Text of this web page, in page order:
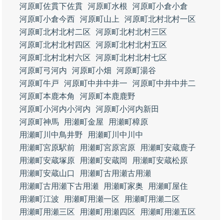
河原町佐貫下佐貫 河原町水根
河原町小倉小倉
河原町小倉今西 河原町山上
河原町北村北村一区
河原町北村北村二区
河原町北村北村三区
河原町北村北村四区
河原町北村北村五区
河原町北村北村六区
河原町北村北村七区
河原町弓河内
河原町小畑
河原町湯谷
河原町牛戸
河原町中井中井一
河原町中井中井二
河原町本鹿本角
河原町本鹿鹿野
河原町小河内小河内
河原町小河内新田
河原町神馬
用瀬町金屋
用瀬町樟原
用瀬町川中鳥井野
用瀬町川中川中
用瀬町宮原駅前
用瀬町宮原宮原
用瀬町安蔵鹿子
用瀬町安蔵塚原
用瀬町安蔵岡
用瀬町安蔵松原
用瀬町安蔵山口
用瀬町古用瀬古用瀬
用瀬町古用瀬下古用瀬
用瀬町家奥
用瀬町屋住
用瀬町江波
用瀬町用瀬一区
用瀬町用瀬二区
用瀬町用瀬三区
用瀬町用瀬四区
用瀬町用瀬五区